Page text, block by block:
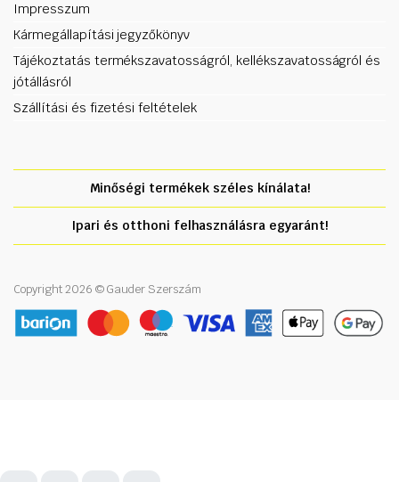
Impresszum
Kármegállapítási jegyzőkönyv
Tájékoztatás termékszavatosságról, kellékszavatosságról és
jótállásról
Szállítási és fizetési feltételek
Minőségi termékek széles kínálata!
Ipari és otthoni felhasználásra egyaránt!
Copyright 2026 © Gauder Szerszám